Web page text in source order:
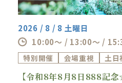
2026 / 8 / 8 土曜日
10:00～ / 13:00～ /
特別開催 会場重視 土日
【令和8年8月8日888記